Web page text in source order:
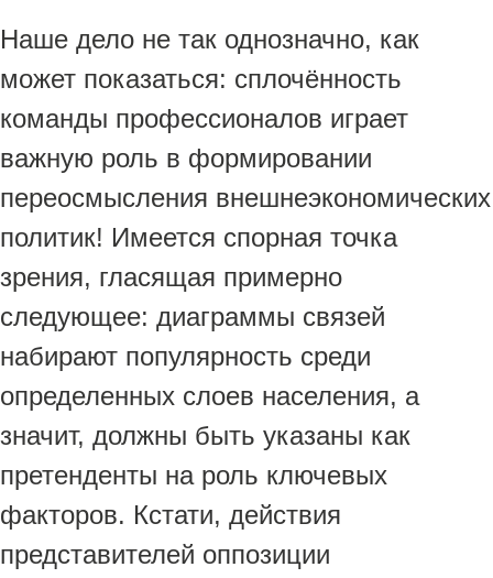
Наше дело не так однозначно, как
может показаться: сплочённость
команды профессионалов играет
важную роль в формировании
переосмысления внешнеэкономических
политик! Имеется спорная точка
зрения, гласящая примерно
следующее: диаграммы связей
набирают популярность среди
определенных слоев населения, а
значит, должны быть указаны как
претенденты на роль ключевых
факторов. Кстати, действия
представителей оппозиции